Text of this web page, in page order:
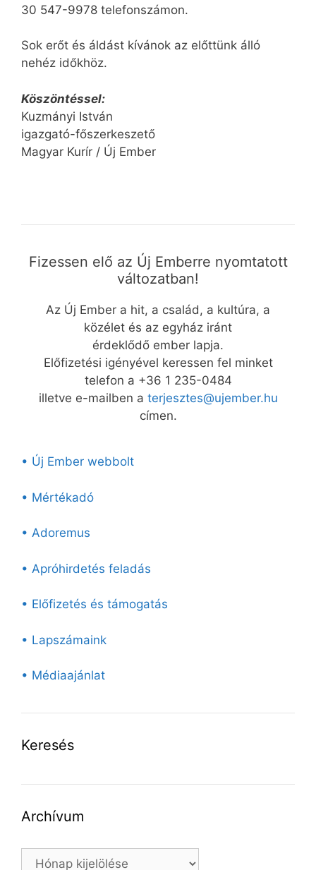
30 547-9978 telefonszámon.
Sok erőt és áldást kívánok az előttünk álló
nehéz időkhöz.
Köszöntéssel:
Kuzmányi István
igazgató-főszerkeszető
Magyar Kurír / Új Ember
Fizessen elő az Új Emberre nyomtatott
változatban!
Az Új Ember a hit, a család, a kultúra, a
közélet és az egyház iránt
érdeklődő ember lapja.
Előfizetési igényével keressen fel minket
telefon a +36 1 235-0484
illetve e-mailben a terjesztes@ujember.hu
címen.
• Új Ember webbolt
• Mértékadó
• Adoremus
• Apróhirdetés feladás
• Előfizetés és támogatás
• Lapszámaink
• Médiaajánlat
Keresés
Archívum
Archívum